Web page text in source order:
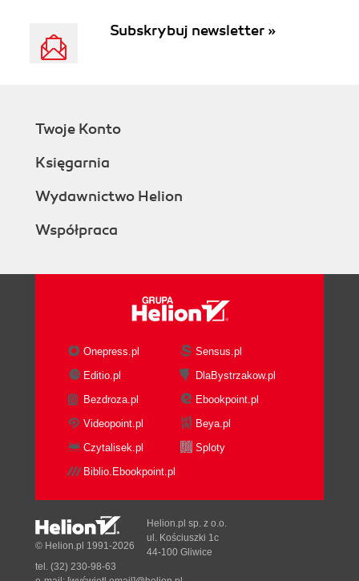
Subskrybuj newsletter »
Twoje Konto
Księgarnia
Wydawnictwo Helion
Współpraca
Onepress.pl
Sensus.pl
Editio.pl
DlaBystrzakow.pl
Bezdroza.pl
Ebookpoint.pl
Videopoint.pl
Beya.pl
Czytalisek.pl
Sploty
Biblio.Ebookpoint.pl
© Helion.pl 1991-2026
Helion.pl sp. z o.o.
ul. Kościuszki 1c
44-100 Gliwice
tel. (32) 230-98-63